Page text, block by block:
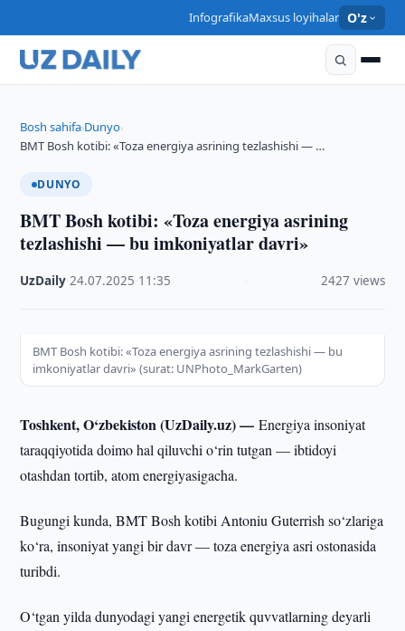
InfografikaMaxsus loyihalar O'z
Bosh sahifa›Dunyo›
BMT Bosh kotibi: «Toza energiya asrining tezlashishi — …
DUNYO
BMT Bosh kotibi: «Toza energiya asrining
tezlashishi — bu imkoniyatlar davri»
UzDaily ·24.07.2025 11:35 2427 views
BMT Bosh kotibi: «Toza energiya asrining tezlashishi — bu
imkoniyatlar davri» (surat: UNPhoto_MarkGarten)
Toshkent, O‘zbekiston (UzDaily.uz) —Energiya insoniyat
taraqqiyotida doimo hal qiluvchi o‘rin tutgan — ibtidoyi
otashdan tortib, atom energiyasigacha.
Bugungi kunda, BMT Bosh kotibi Antoniu Guterrish so‘zlariga
ko‘ra, insoniyat yangi bir davr — toza energiya asri ostonasida
turibdi.
O‘tgan yilda dunyodagi yangi energetik quvvatlarning deyarli